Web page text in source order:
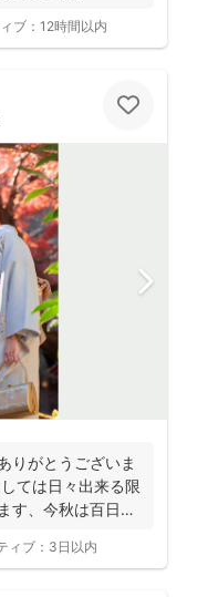
ブ： 12時間以内
りがとうございま
ては日々出来る限
す、今秋は百日咳
ィブ： 3日以内